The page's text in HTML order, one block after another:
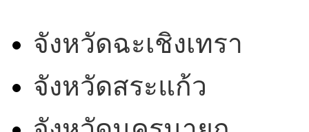
จังหวัดฉะเชิงเทรา
จังหวัดสระแก้ว